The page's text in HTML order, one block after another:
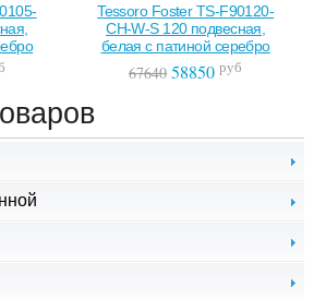
Tessoro Foster TS-F90120-
CH-W-S 120 подвесная,
белая с патиной серебро
67640 58850 руб